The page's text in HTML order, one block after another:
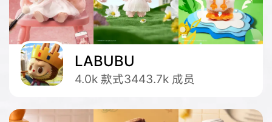
LABUBU
4.0k 款式3443.7k 成员